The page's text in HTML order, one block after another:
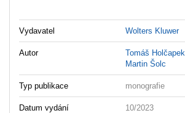
Vydavatel Wolters Kluwer
Autor Tomáš Holčapek
Martin Šolc
Typ publikace monografie
Datum vydání 10/2023